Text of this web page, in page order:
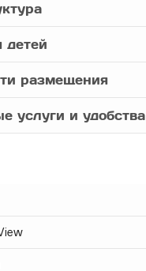
детей
размещения
услуги и удобства